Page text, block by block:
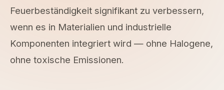
Feuerbeständigkeit signifikant zu verbessern,
wenn es in Materialien und industrielle
Komponenten integriert wird — ohne Halogene,
ohne toxische Emissionen.